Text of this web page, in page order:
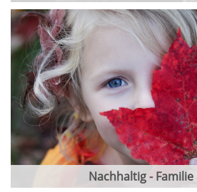
Nachhaltig - Familie